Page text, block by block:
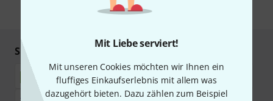
Mit Liebe serviert!
Mit unseren Cookies möchten wir Ihnen ein
fluffiges Einkaufserlebnis mit allem was
dazugehört bieten. Dazu zählen zum Beispiel
* Pflichtfeld
Sicher einkaufen & bezahlen